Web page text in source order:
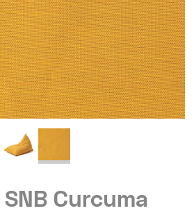
SNB Curcuma